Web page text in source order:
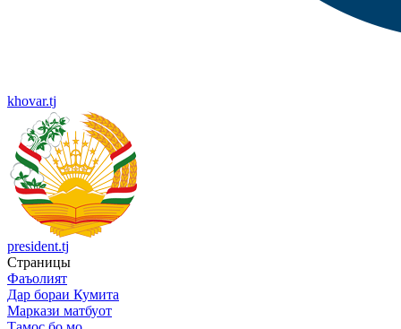
khovar.tj
president.tj
Страницы
Фаъолият
Дар бораи Кумита
Маркази матбуот